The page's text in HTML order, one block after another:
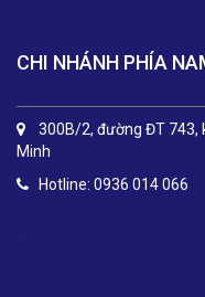
CHI NHÁNH PHÍA
300B/2, đường ĐT 743,
Minh
Hotline: 0936 014 066
.